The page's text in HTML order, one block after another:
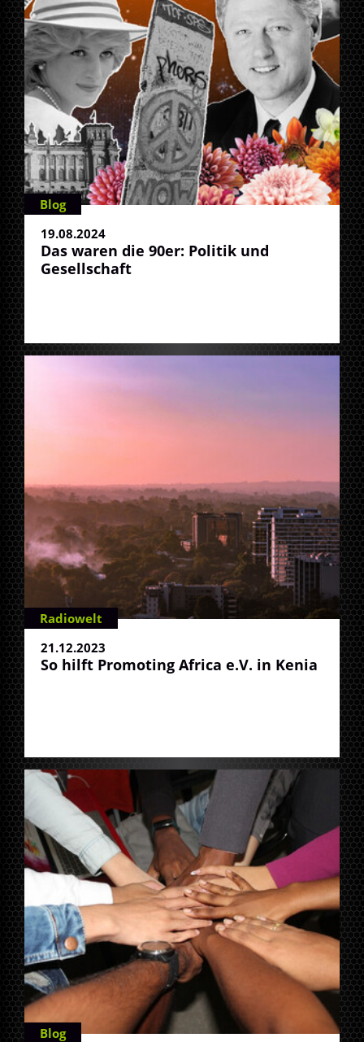
Blog
19.08.2024
Das waren die 90er: Politik und
Gesellschaft
Radiowelt
21.12.2023
So hilft Promoting Africa e.V. in Kenia
Blog